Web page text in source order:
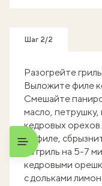
Шаг 2/2
Разогрейте
Выложите филе
Смешайте
масло, петрушку,
кедровых
на филе,
на гриль на 5-7
кедровыми
с дольками